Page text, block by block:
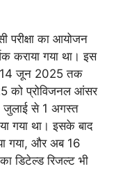
परीक्षा का आयोजन
कराया गया था। इस
14 जून 2025 तक
को प्रोविजनल आंसर
जुलाई से 1 अगस्त
गया था। इसके बाद
गया, और अब 16
डिटेल्ड रिजल्ट भी